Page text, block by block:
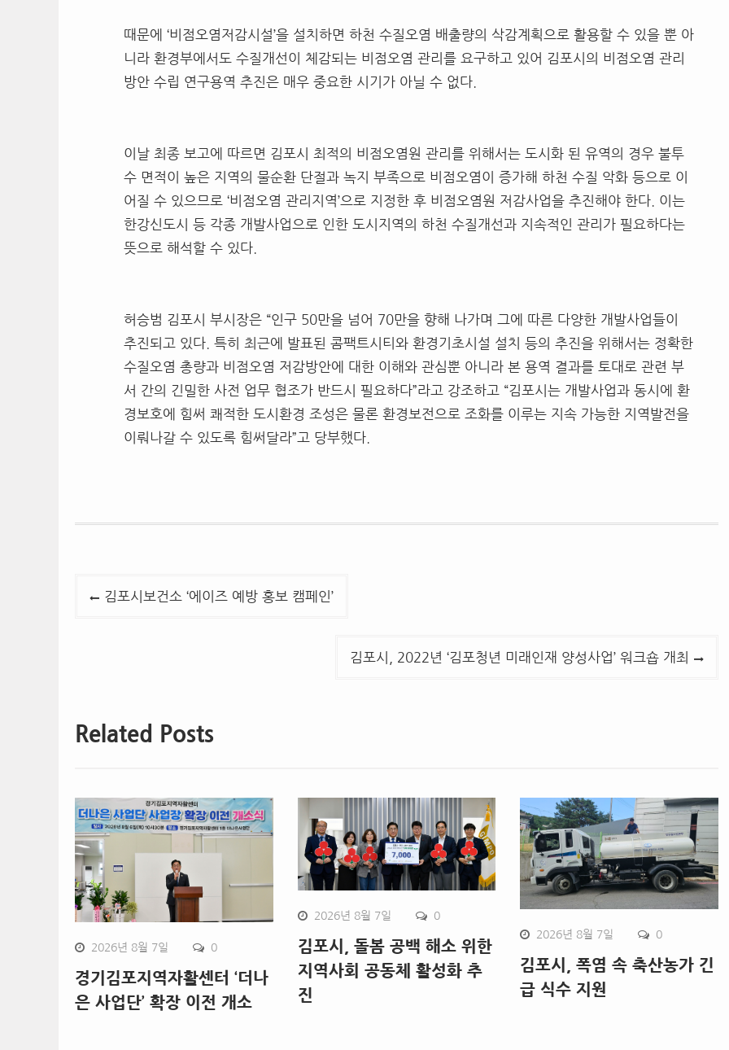
때문에 ‘비점오염저감시설’을 설치하면 하천 수질오염 배출량의 삭감계획으로 활용할 수 있을 뿐 아
니라 환경부에서도 수질개선이 체감되는 비점오염 관리를 요구하고 있어 김포시의 비점오염 관리
방안 수립 연구용역 추진은 매우 중요한 시기가 아닐 수 없다.
이날 최종 보고에 따르면 김포시 최적의 비점오염원 관리를 위해서는 도시화 된 유역의 경우 불투
수 면적이 높은 지역의 물순환 단절과 녹지 부족으로 비점오염이 증가해 하천 수질 악화 등으로 이
어질 수 있으므로 ‘비점오염 관리지역’으로 지정한 후 비점오염원 저감사업을 추진해야 한다. 이는
한강신도시 등 각종 개발사업으로 인한 도시지역의 하천 수질개선과 지속적인 관리가 필요하다는
뜻으로 해석할 수 있다.
허승범 김포시 부시장은 “인구 50만을 넘어 70만을 향해 나가며 그에 따른 다양한 개발사업들이
추진되고 있다. 특히 최근에 발표된 콤팩트시티와 환경기초시설 설치 등의 추진을 위해서는 정확한
수질오염 총량과 비점오염 저감방안에 대한 이해와 관심뿐 아니라 본 용역 결과를 토대로 관련 부
서 간의 긴밀한 사전 업무 협조가 반드시 필요하다”라고 강조하고 “김포시는 개발사업과 동시에 환
경보호에 힘써 쾌적한 도시환경 조성은 물론 환경보전으로 조화를 이루는 지속 가능한 지역발전을
이뤄나갈 수 있도록 힘써달라”고 당부했다.
글
김포시보건소 ‘에이즈 예방 홍보 캠페인’
김포시, 2022년 ‘김포청년 미래인재 양성사업’ 워크숍 개최
Related Posts
2026년 8월 7일 0
경기김포지역자활센터 ‘더나
은 사업단’ 확장 이전 개소
2026년 8월 7일 0
김포시, 돌봄 공백 해소 위한
지역사회 공동체 활성화 추
진
2026년 8월 7일 0
김포시, 폭염 속 축산농가 긴
급 식수 지원